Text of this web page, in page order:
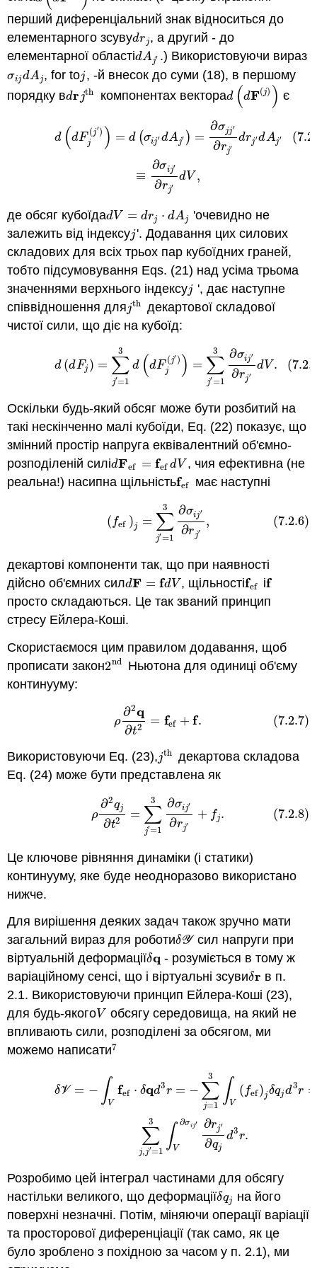
перший диференціальний знак відноситься до
елементарного зсувуdrj
drj , а другий - до
елементарної областіdAj′
dAj′ .) Використовуючи вираз
σijdAj
σijdAj , for toj
j , -й внесок до суми (18), в першому
порядку вdr
dr jth
jth компонентах вектораd (dF(j) )
d( dF(j)) є
d (dF
(j′)
j ) = d (σij′ dAj′ ) =
∂σjj′
∂rj′
drj′dAj′
≡
∂σij′
∂rj′
dV ,
d( (j′))= ′d σ ′drj′d d
де обсяг кубоїдаdV = drj ⋅ dAj
dV=d rj⋅dAj
'очевидно не
залежить від індексуj
j '. Додавання цих силових
складових для всіх трьох пар кубоїдних граней,
тобто підсумовування Eqs. (21) над усіма трьома
значеннями верхнього індексуj
j ', дає наступне
співвідношення дляjth
jth декартової складової
чистої сили, що діє на кубоїд:
d (dFj ) = ∑
j′=1
3
d (dF
(j′)
j ) = ∑
j′=1
3 ∂σij′
∂rj′
dV .
=∑j′= 3 Fj(j ∑j′= 13∂σ
Оскільки будь-який обсяг може бути розбитий на
такі нескінченно малі кубоїди, Eq. (22) показує, що
змінний простір напруга еквівалентний об'ємно-
розподіленій силіdFef = fefdV
dFef =f efdV , чия ефективна (не
реальна!) насипна щільністьfef
fef має наступні
( fef )j = ∑
j′=1
3 ∂σij′
∂rj′
, (7.2.6)
=∑j′=13∂σ
декартові компоненти так, що при наявності
дійсно об'ємних силdF = fdV
dF=fd V , щільностіfef
fef іf
f
просто складаються. Це так званий принцип
стресу Ейлера-Коші.
Скористаємося цим правилом додавання, щоб
прописати закон2nd
2ndНьютона для одиниці об'єму
континууму:
ρ
∂2q
∂t2 = fef + f. (7.2.7)
(7.2.7)ρ∂ ∂ e
Використовуючи Eq. (23),jth
jth декартова складова
Eq. (24) може бути представлена як
ρ
∂2qj
∂t2 = ∑
j′=1
3 ∂σij′
∂rj′
+ fj. (7.2.8)
(7.2.8)ρ∂2 2=∑j′=13
Це ключове рівняння динаміки (і статики)
континууму, яке буде неодноразово використано
нижче.
Для вирішення деяких задач також зручно мати
загальний вираз для роботиδY
δY сил напруги при
віртуальній деформаціїδq
δq - розуміється в тому ж
варіаційному сенсі, що і віртуальні зсувиδr
δr в п.
2.1. Використовуючи принцип Ейлера-Коші (23),
для будь-якогоV
V обсягу середовища, на який не
впливають сили, розподілені за обсягом, ми
можемо написати7
7
δV = − ∫ V
fef ⋅ δqd3r = − ∑
j=1
3
∫V
( fef)jδqjd3r =
∑
j,j′=1
3
∫ ∂σij′
V
∂rj′
∂qj
d3r.
δq ∑j (fef δq j′
Розробимо цей інтеграл частинами для обсягу
настільки великого, що деформаціїδqj
δqj на його
поверхні незначні. Потім, міняючи операції варіації
та просторової диференціації (так само, як це
було зроблено з похідною за часом у п. 2.1), ми